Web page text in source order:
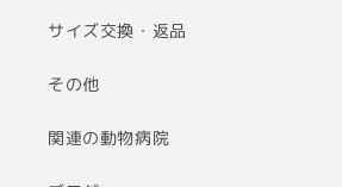
サイズ交換・返品
その他
関連の動物病院